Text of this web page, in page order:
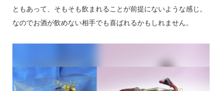
ともあって、そもそも飲まれることが前提にないような感じ。
なのでお酒が飲めない相手でも喜ばれるかもしれません。